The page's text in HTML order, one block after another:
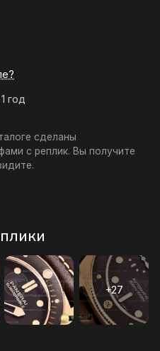
год
сделаны
с реплик. Вы получите